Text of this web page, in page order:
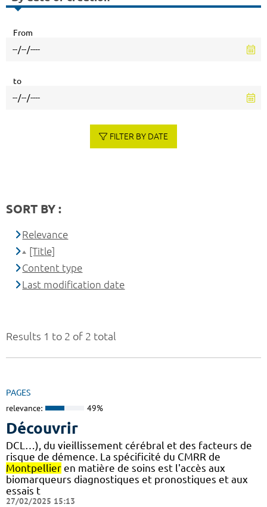
Results 1 to 2 of 2 total
PAGES
relevance: 49%
Découvrir
DCL…), du vieillissement cérébral et des facteurs de
risque de démence. La spécificité du CMRR de
Montpellier en matière de soins est l'accès aux
biomarqueurs diagnostiques et pronostiques et aux
essais t
27/02/2025 15:13
From
to
FILTER BY DATE
SORT BY :
Relevance
[Title]
Content type
Last modification date